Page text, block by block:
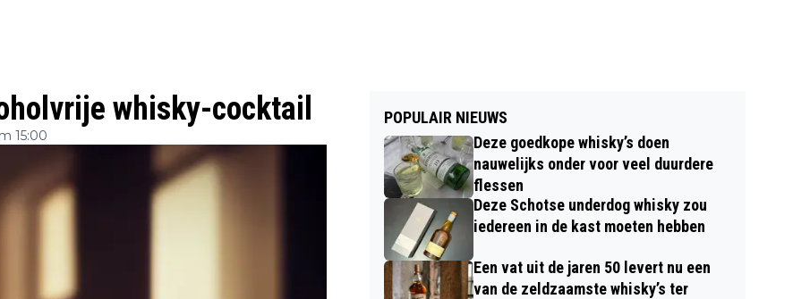
whisky-cocktail
15:00
POPULAIR NIEUWS
Deze goedkope whisky’s doen
nauwelijks onder voor veel duurdere
flessen
Deze Schotse underdog whisky zou
iedereen in de kast moeten hebben
Een vat uit de jaren 50 levert nu een
van de zeldzaamste whisky’s ter